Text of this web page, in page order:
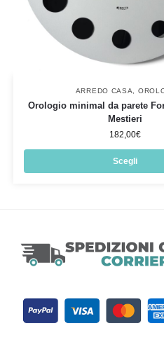
ARREDO CASA
Orologio minimal da parete
Mestieri
182,00€
Scegli